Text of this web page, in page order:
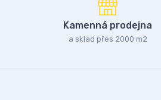
Kamenná prodejna
a sklad přes 2000 m2